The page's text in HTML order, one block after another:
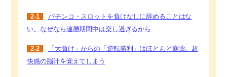
2-1
パチンコ・スロットを負けなしに辞めることはな
い。なぜなら連勝期間中は楽し過ぎるから
2-2
「大負け」からの「逆転勝利」はほとんど麻薬。超
快感の脳汁を覚えてしまう